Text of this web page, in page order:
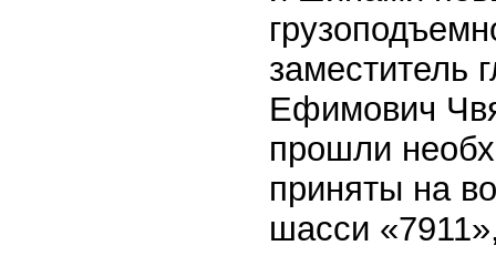
заместитель
Ефимович
прошли
приняты на
шасси